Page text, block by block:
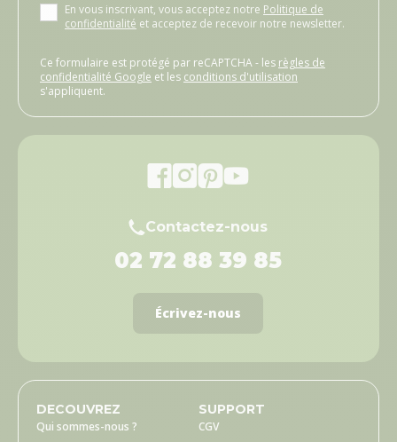
En vous inscrivant, vous acceptez notre Politique de
confidentialité et acceptez de recevoir notre newsletter.
Ce formulaire est protégé par reCAPTCHA - les règles de
confidentialité Google et les conditions d'utilisation
s'appliquent.
Contactez-nous
02 72 88 39 85
Écrivez-nous
DECOUVREZ
Qui sommes-nous ?
SUPPORT
CGV